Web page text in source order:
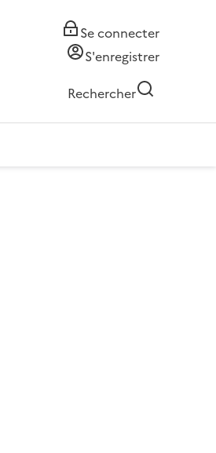
Se connecter
S'enregistrer
Rechercher